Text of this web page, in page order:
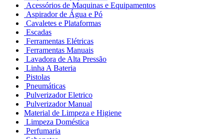
Acessórios de Maquinas e Equipamentos
Aspirador de Água e Pó
Cavaletes e Plataformas
Escadas
Ferramentas Elétricas
Ferramentas Manuais
Lavadora de Alta Pressão
Linha A Bateria
Pistolas
Pneumáticas
Pulverizador Eletrico
Pulverizador Manual
Material de Limpeza e Higiene
Limpeza Doméstica
Perfumaria